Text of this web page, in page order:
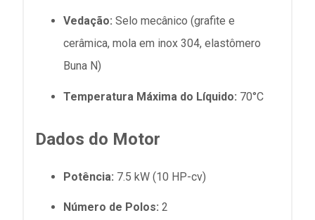
Vedação: Selo mecânico (grafite e
cerâmica, mola em inox 304, elastômero
Buna N)
Temperatura Máxima do Líquido: 70°C
Dados do Motor
Potência: 7.5 kW (10 HP-cv)
Número de Polos: 2